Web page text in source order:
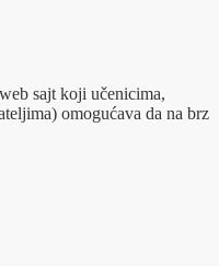
sajt koji učenicima,
omogućava da na brz